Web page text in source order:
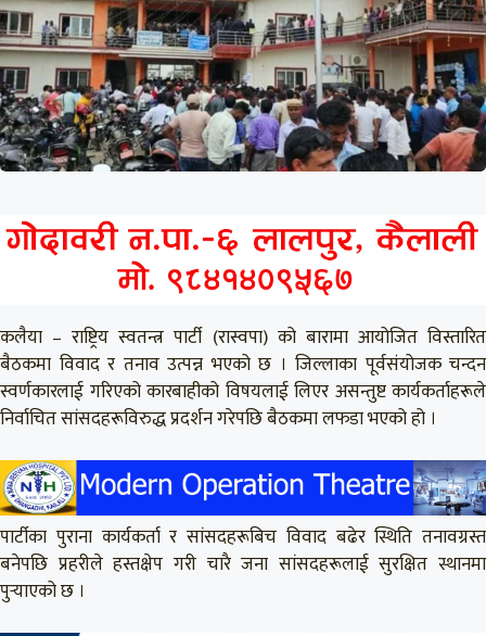
कलैया – राष्ट्रिय स्वतन्त्र पार्टी (रास्वपा) को बारामा आयोजित विस्तारित
बैठकमा विवाद र तनाव उत्पन्न भएको छ । जिल्लाका पूर्वसंयोजक चन्दन
स्वर्णकारलाई गरिएको कारबाहीको विषयलाई लिएर असन्तुष्ट कार्यकर्ताहरूले
निर्वाचित सांसदहरूविरुद्ध प्रदर्शन गरेपछि बैठकमा लफडा भएको हो ।
पार्टीका पुराना कार्यकर्ता र सांसदहरूबिच विवाद बढेर स्थिति तनावग्रस्त
बनेपछि प्रहरीले हस्तक्षेप गरी चारै जना सांसदहरूलाई सुरक्षित स्थानमा
पुर्‍याएको छ ।